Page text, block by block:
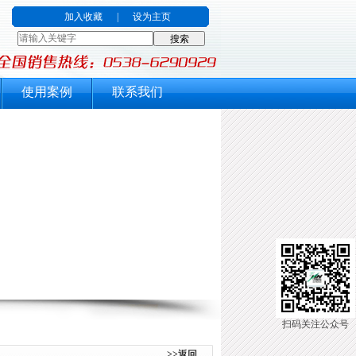
加入收藏 设为主页
使用案例 联系我们
扫码关注公众号